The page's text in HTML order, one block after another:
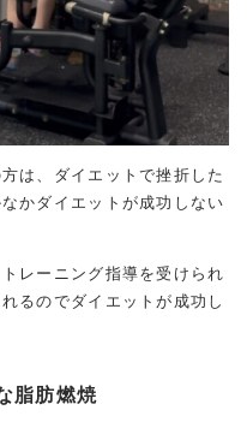
は、ダイエットで挫折した
かダイエットが成功しない
レーニング指導を受けられ
るのでダイエットが成功し
脂肪燃焼